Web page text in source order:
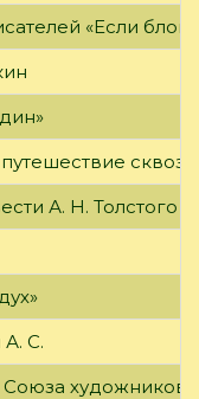
«Если блог
А. Н. Толстого
С.
художников